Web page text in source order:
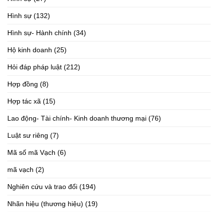
Hình sự (132)
Hình sự- Hành chính (34)
Hộ kinh doanh (25)
Hỏi đáp pháp luật (212)
Hợp đồng (8)
Hợp tác xã (15)
Lao động- Tài chính- Kinh doanh thương mại (76)
Luật sư riêng (7)
Mã số mã Vạch (6)
mã vạch (2)
Nghiên cứu và trao đổi (194)
Nhãn hiệu (thương hiệu) (19)